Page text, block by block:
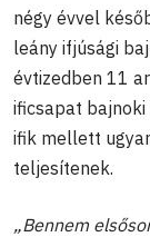
négy évvel
leány ifjúsági
évtizedben 11
ificsapat
ifik mellett
teljesítenek.
„Bennem